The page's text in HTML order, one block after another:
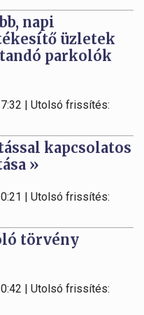
napi
üzletek
parkolók
| Utolsó frissítés:
kapcsolatos
»
| Utolsó frissítés:
törvény
| Utolsó frissítés: